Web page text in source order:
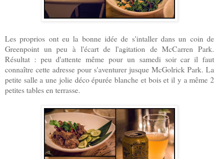
Les proprios ont eu la bonne idée de s'intaller dans un coin de
Greenpoint un peu à l'écart de l'agitation de McCarren Park.
Résultat : peu d'attente même pour un samedi soir car il faut
connaître cette adresse pour s'aventurer jusque McGolrick Park. La
petite salle a une jolie déco épurée blanche et bois et il y a même 2
petites tables en terrasse.